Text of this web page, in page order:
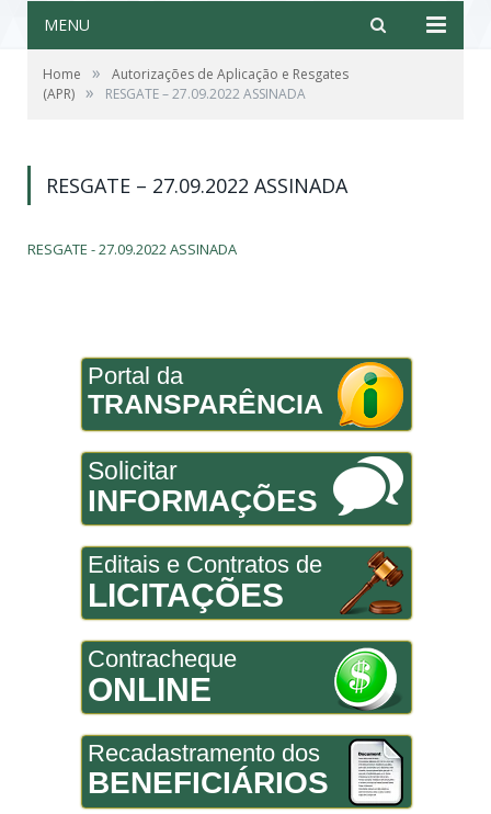
MENU
Home »
Autorizações de Aplicação e Resgates
(APR) » RESGATE – 27.09.2022 ASSINADA
RESGATE – 27.09.2022 ASSINADA
RESGATE - 27.09.2022 ASSINADA
Portal da
TRANSPARÊNCIA
Solicitar
INFORMAÇÕES
Editais e Contratos de
LICITAÇÕES
Contracheque
ONLINE
Recadastramento dos
BENEFICIÁRIOS